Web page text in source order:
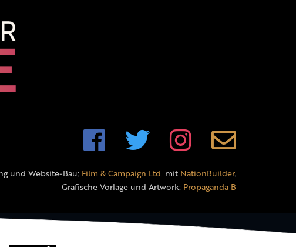
und Website-Bau: Film & Campaign Ltd. mit NationBuilder.
Grafische Vorlage und Artwork: Propaganda B